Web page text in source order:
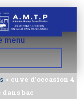
menu
> cuve d’occasion 4
bac